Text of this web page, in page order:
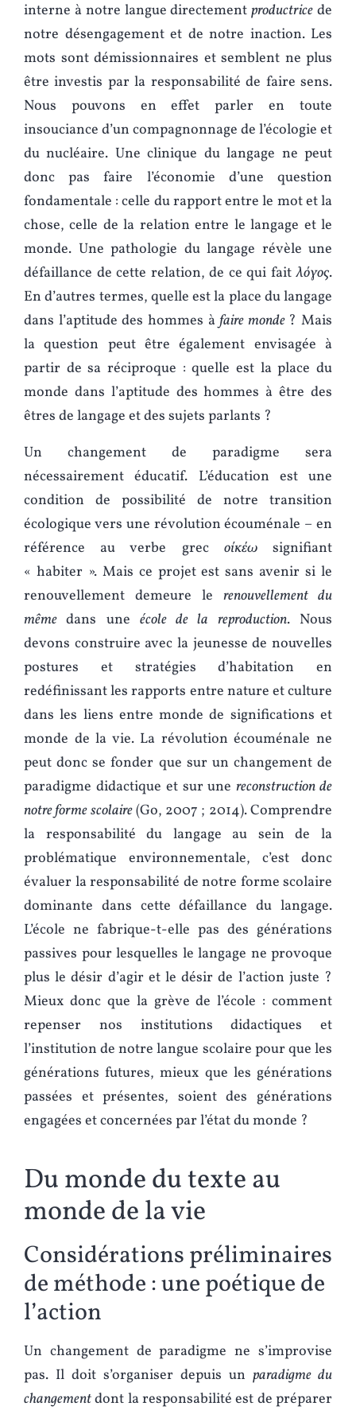
interne à notre langue directementproductrice de
notre désengagement et de notre inaction. Les
mots sont démissionnaires et semblent ne plus
être investis par la responsabilité de faire sens.
Nous pouvons en effet parler en toute
insouciance d’un compagnonnage de l’écologie et
du nucléaire. Une clinique du langage ne peut
donc pas faire l’économie d’une question
fondamentale : celle du rapport entre le mot et la
chose, celle de la relation entre le langage et le
monde. Une pathologie du langage révèle une
défaillance de cette relation, de ce qui fait λόγος.
En d’autres termes, quelle est la place du langage
dans l’aptitude des hommes àfaire monde ? Mais
la question peut être également envisagée à
partir de sa réciproque : quelle est la place du
monde dans l’aptitude des hommes à être des
êtres de langage et des sujets parlants ?
Un changement de paradigme sera
nécessairement éducatif. L’éducation est une
condition de possibilité de notre transition
écologique vers une révolution écouménale – en
référence au verbe grec οίκέωsignifiant
« habiter ». Mais ce projet est sans avenir si le
renouvellement demeure le renouvellement du
mêmedans une école de la reproduction. Nous
devons construire avec la jeunesse de nouvelles
postures et stratégies d’habitation en
redéfinissant les rapports entre nature et culture
dans les liens entre monde de significations et
monde de la vie. La révolution écouménale ne
peut donc se fonder que sur un changement de
paradigme didactique et sur unereconstruction de
notre forme scolaire(Go, 2007 ; 2014). Comprendre
la responsabilité du langage au sein de la
problématique environnementale, c’est donc
évaluer la responsabilité de notre forme scolaire
dominante dans cette défaillance du langage.
L’école ne fabrique-t-elle pas des générations
passives pour lesquelles le langage ne provoque
plus le désir d’agir et le désir de l’action juste ?
Mieux donc que la grève de l’école : comment
repenser nos institutions didactiques et
l’institution de notre langue scolaire pour que les
générations futures, mieux que les générations
passées et présentes, soient des générations
engagées et concernées par l’état du monde ?
Du monde du texte au
monde de la vie
Considérations préliminaires
de méthode : une poétique de
l’action
Un changement de paradigme ne s’improvise
pas. Il doit s’organiser depuis un paradigme du
changementdont la responsabilité est de préparer